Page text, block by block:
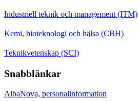
Industriell teknik och management (ITM)
Kemi, bioteknologi och hälsa (CBH)
Teknikvetenskap (SCI)
Snabblänkar
AlbaNova, personalinformation